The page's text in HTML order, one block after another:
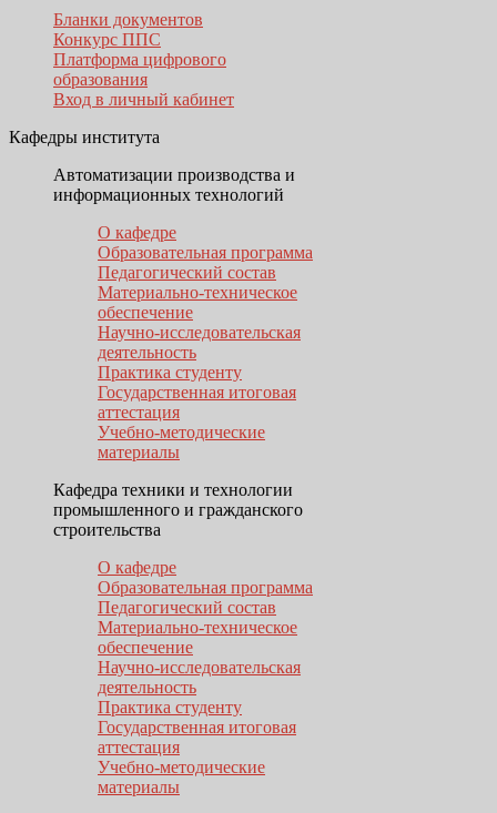
Бланки документов
Конкурс ППС
Платформа цифрового
образования
Вход в личный кабинет
Кафедры института
Автоматизации производства и
информационных технологий
О кафедре
Образовательная программа
Педагогический состав
Материально-техническое
обеспечение
Научно-исследовательская
деятельность
Практика студенту
Государственная итоговая
аттестация
Учебно-методические
материалы
Кафедра техники и технологии
промышленного и гражданского
строительства
О кафедре
Образовательная программа
Педагогический состав
Материально-техническое
обеспечение
Научно-исследовательская
деятельность
Практика студенту
Государственная итоговая
аттестация
Учебно-методические
материалы